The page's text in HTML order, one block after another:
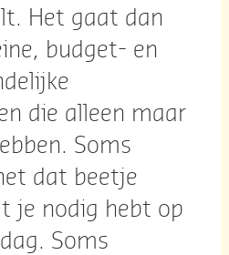
Het gaat dan
budget- en
die alleen maar
Soms
dat beetje
je nodig hebt op
Soms